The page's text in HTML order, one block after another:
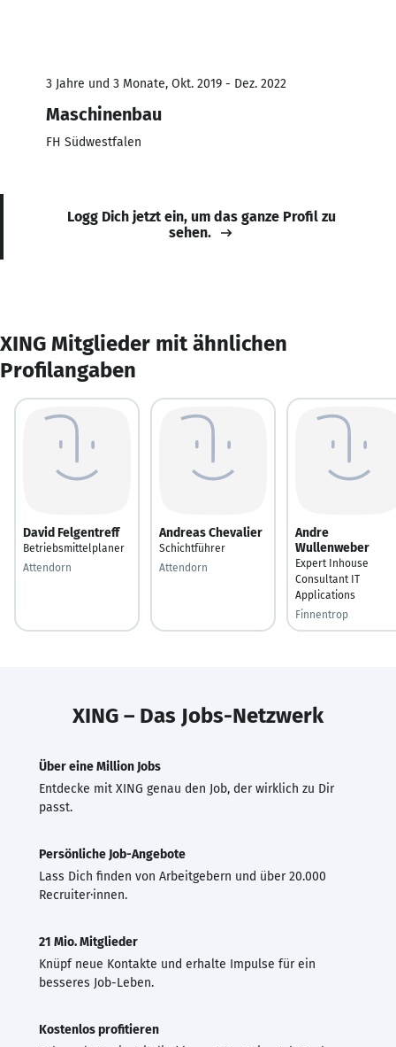
3 Jahre und 3 Monate, Okt. 2019 - Dez. 2022
Maschinenbau
FH Südwestfalen
Logg Dich jetzt ein, um das ganze Profil zu
sehen.
XING Mitglieder mit ähnlichen
Profilangaben
David Felgentreff
Betriebsmittelplaner
Attendorn
Andreas Chevalier
Schichtführer
Attendorn
Andre
Wullenweber
Expert Inhouse
Consultant IT
Applications
Finnentrop
XING – Das Jobs-Netzwerk
Über eine Million Jobs
Entdecke mit XING genau den Job, der wirklich zu Dir
passt.
Persönliche Job-Angebote
Lass Dich finden von Arbeitgebern und über 20.000
Recruiter·innen.
21 Mio. Mitglieder
Knüpf neue Kontakte und erhalte Impulse für ein
besseres Job-Leben.
Kostenlos profitieren